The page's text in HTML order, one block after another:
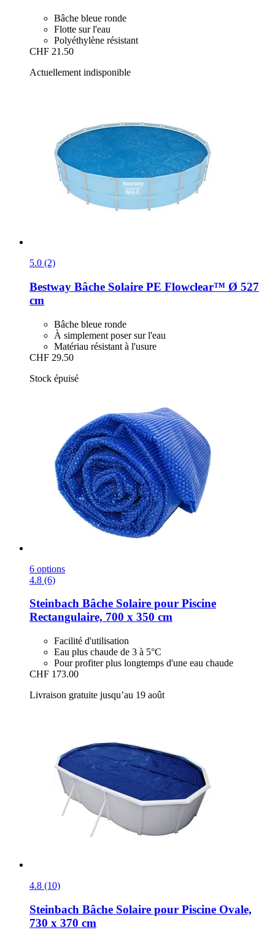
Bâche bleue ronde
Flotte sur l'eau
Polyéthylène résistant
CHF 21.50
Actuellement indisponible
5.0 (2)
Bestway Bâche Solaire PE Flowclear™ Ø 527
cm
Bâche bleue ronde
À simplement poser sur l'eau
Matériau résistant à l'usure
CHF 29.50
Stock épuisé
6 options
4.8 (6)
Steinbach Bâche Solaire pour Piscine
Rectangulaire, 700 x 350 cm
Facilité d'utilisation
Eau plus chaude de 3 à 5°C
Pour profiter plus longtemps d'une eau chaude
CHF 173.00
Livraison gratuite jusqu’au 19 août
4.8 (10)
Steinbach Bâche Solaire pour Piscine Ovale,
730 x 370 cm